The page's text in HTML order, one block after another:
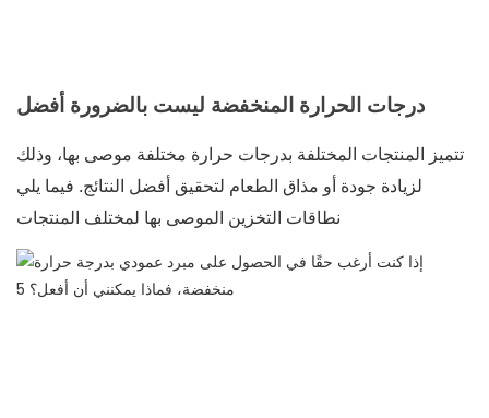
تتميز المنتجات المختلفة بدرجات حرارة مختلفة موصى بها، وذلك
لزيادة جودة أو مذاق الطعام لتحقيق أفضل النتائج. فيما يلي